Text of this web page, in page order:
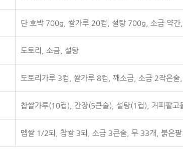
단 호박 700g, 쌀가루 20컵, 설탕 700g, 소금 약간
도토리, 소금, 설탕
도토리가루 3컵, 쌀가루 8컵, 깨소금, 소금 2작은술,
찹쌀가루(10컵), 간장(5큰술), 설탕(1컵), 거피팥고
멥쌀 1/2되, 참쌀 3되, 소금 3큰술, 무 33개, 붉은팥